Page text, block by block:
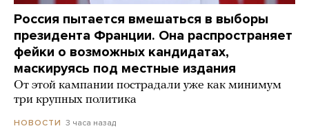
Россия пытается вмешаться в выборы
президента Франции. Она распространяет
фейки о возможных кандидатах,
маскируясь под местные издания
От этой кампании пострадали уже как минимум
три крупных политика
НОВОСТИ 3 часа назад